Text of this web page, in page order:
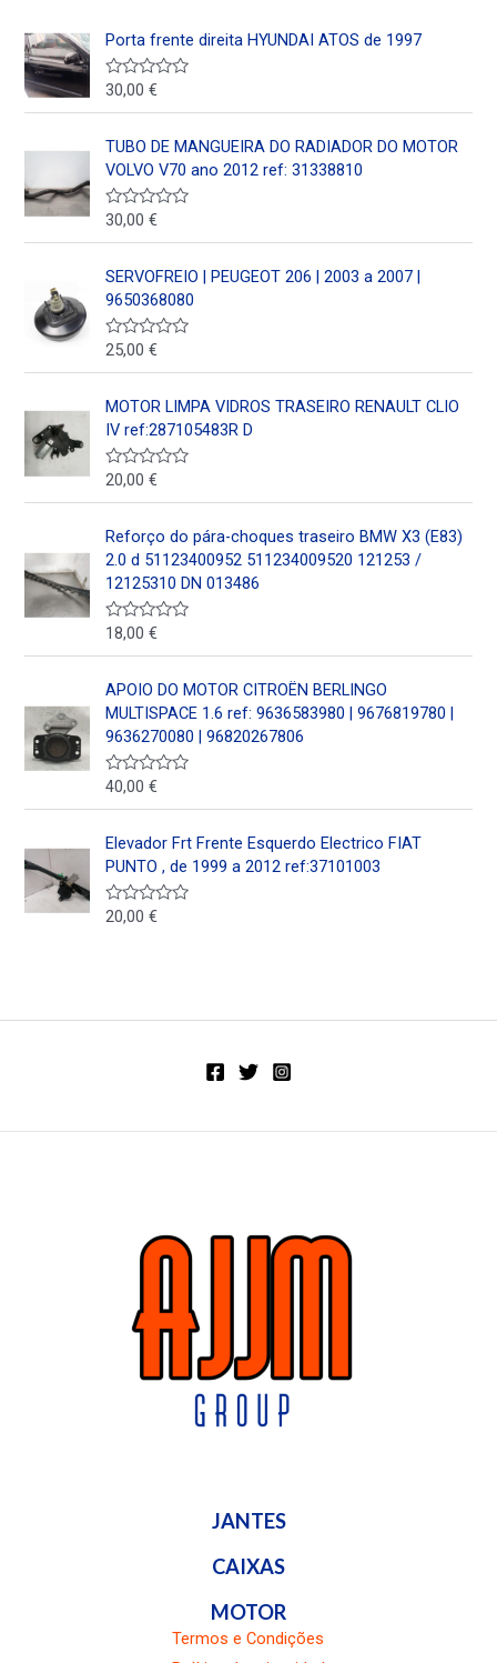
Porta frente direita HYUNDAI ATOS de 1997
V
r
a
o
e
n
0
e
5
30,00€
TUBO DE MANGUEIRA DO RADIADOR DO MOTOR
VOLVO V70 ano 2012 ref: 31338810
V
r
a
o
e
n
0
e
5
30,00€
SERVOFREIO | PEUGEOT 206 | 2003 a 2007 |
9650368080
V
r
a
o
e
n
0
e
5
25,00€
MOTOR LIMPA VIDROS TRASEIRO RENAULT CLIO
IV ref:287105483R D
V
r
a
o
e
n
0
5
20,00€
Reforço do pára-choques traseiro BMW X3 (E83)
2.0 d 51123400952 511234009520 121253 /
12125310 DN 013486
V
r
a
o
e
n
0
5
18,00€
APOIO DO MOTOR CITROËN BERLINGO
MULTISPACE 1.6 ref: 9636583980 | 9676819780 |
9636270080 | 96820267806
V
r
a
o
e
n
40,00€
Elevador Frt Frente Esquerdo Electrico FIAT
PUNTO , de 1999 a 2012 ref:37101003
V
o
20,00€
JANTES
CAIXAS
MOTOR
Termos e Condições